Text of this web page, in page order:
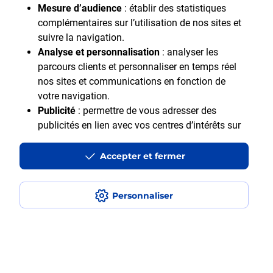
Mesure d’audience : établir des statistiques
complémentaires sur l’utilisation de nos sites et
suivre la navigation.
Analyse et personnalisation : analyser les
parcours clients et personnaliser en temps réel
nos sites et communications en fonction de
votre navigation.
Publicité : permettre de vous adresser des
publicités en lien avec vos centres d’intérêts sur
En cliquant sur "Accepter et fermer" vous acceptez
fermer" vous permet d'indiquer votre refus et seuls
les cookies nécessaires au fonctionnement du site
Personnaliser
Accepter et fermer
Motif Professionnel
Accessibilité : Partiellement accessible